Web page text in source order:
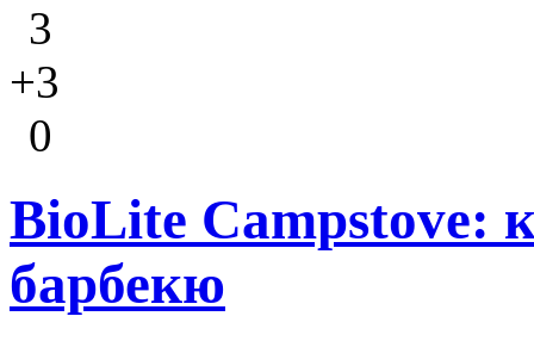
3
+3
0
BioLite Campstove:
барбекю